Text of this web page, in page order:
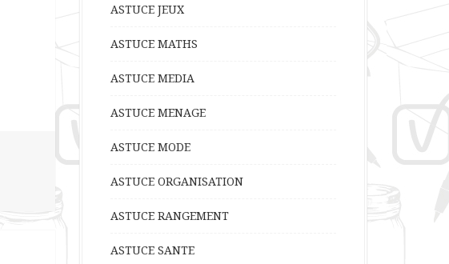
ASTUCE JEUX
ASTUCE MATHS
ASTUCE MEDIA
ASTUCE MENAGE
ASTUCE MODE
ASTUCE ORGANISATION
ASTUCE RANGEMENT
ASTUCE SANTE